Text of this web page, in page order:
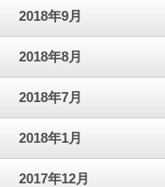
2018年9月
2018年8月
2018年7月
2018年1月
2017年12月